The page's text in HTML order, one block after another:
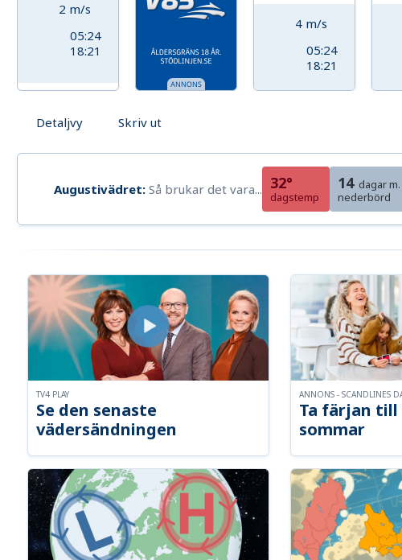
2 m/s
05:24
18:21
4 m/s
05:24
18:21
Detaljvy Skriv ut
Augustivädret: Så brukar det vara... 32°
dagstemp
14 dagar m.
nederbörd
Se den senaste
vädersändningen
TV4 PLAY
Ta färjan till
sommar
ANNONS - SCANDLINES